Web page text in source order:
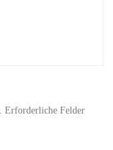
Erforderliche Felder